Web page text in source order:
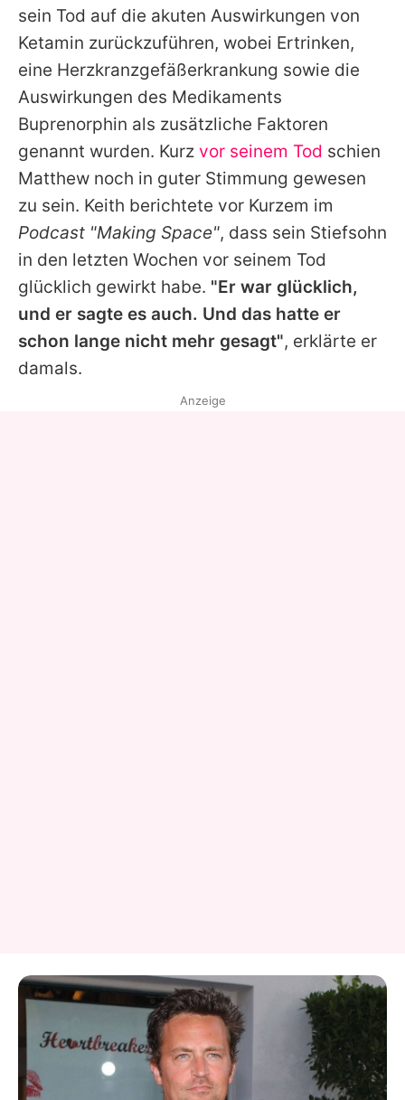
sein Tod auf die akuten Auswirkungen von
Ketamin zurückzuführen, wobei Ertrinken,
eine Herzkranzgefäßerkrankung sowie die
Auswirkungen des Medikaments
Buprenorphin als zusätzliche Faktoren
genannt wurden. Kurz vor seinem Tod schien
Matthew noch in guter Stimmung gewesen
zu sein. Keith berichtete vor Kurzem im
Podcast "Making Space", dass sein Stiefsohn
in den letzten Wochen vor seinem Tod
glücklich gewirkt habe. "Er war glücklich,
und er sagte es auch. Und das hatte er
schon lange nicht mehr gesagt", erklärte er
damals.
Anzeige